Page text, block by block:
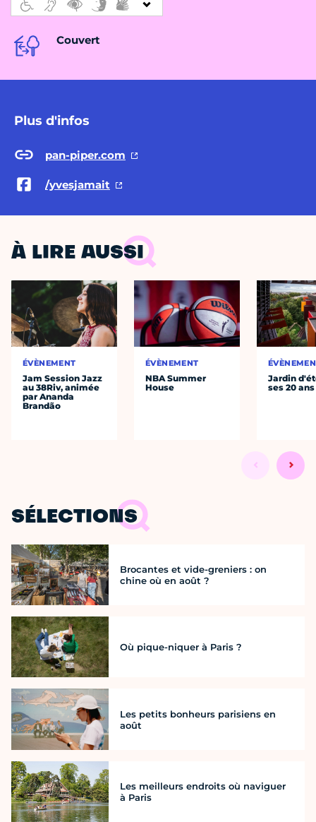
Couvert
Plus d'infos
pan-piper.com
/yvesjamait
À LIRE AUSSI
ÉVÈNEMENT
Jam Session Jazz
au 38Riv, animée
par Ananda
Brandão
ÉVÈNEMENT
NBA Summer
House
Jardin
ses 20 ans
SÉLECTIONS
Brocantes et vide-greniers : on
chine où en août ?
Où pique-niquer à Paris ?
Les petits bonheurs parisiens en
août
Les meilleurs endroits où naviguer
à Paris